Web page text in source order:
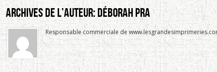
Archives De L’auteur:Déborah Pra
Responsable commerciale de